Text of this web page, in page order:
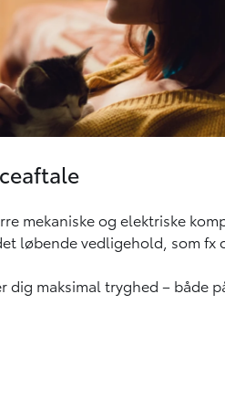
mekaniske og elektriske
løbende vedligehold, som fx
dig maksimal tryghed – både